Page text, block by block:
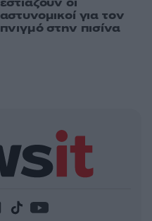
αστυνομικοί για τον
πνιγμό στην πισίνα